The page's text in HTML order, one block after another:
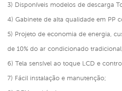
3) Disponíveis modelos de descarga
4) Gabinete de alta qualidade em PP
5) Projeto de economia de energia,
de 10% do ar condicionado
6) Tela sensível ao toque LCD e
7) Fácil instalação e manutenção;